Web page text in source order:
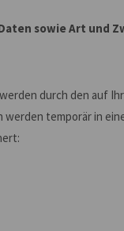
sowie Art und
durch den auf
temporär in